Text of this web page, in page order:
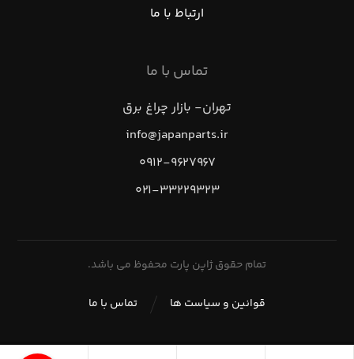
ارتباط با ما
تماس با ما
تهران- بازار چراغ برق
info@japanparts.ir
۰۹۱۲-۹۶۲۷۹۶۷
۰۲۱-۳۳۲۲۹۳۲۳
تمام حقوق ژاپن پارت محفوظ می باشد.
تماس با ما قوانین و سیاست ها